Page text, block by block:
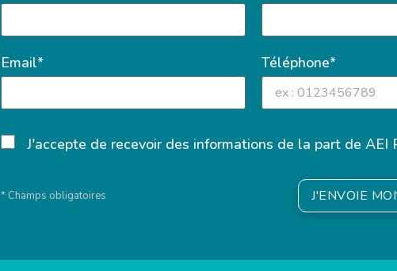
Email* Téléphone*
J'accepte de recevoir des informations de la part de AEI
* Champs obligatoires J'ENVOIE